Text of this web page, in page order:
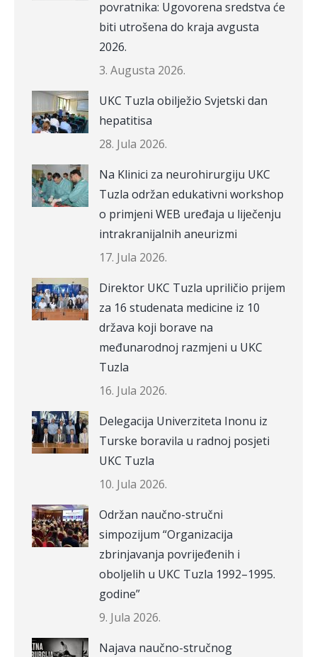
povratnika: Ugovorena sredstva će
biti utrošena do kraja avgusta
2026.
3. Augusta 2026.
UKC Tuzla obilježio Svjetski dan
hepatitisa
28. Jula 2026.
Na Klinici za neurohirurgiju UKC
Tuzla održan edukativni workshop
o primjeni WEB uređaja u liječenju
intrakranijalnih aneurizmi
17. Jula 2026.
Direktor UKC Tuzla upriličio prijem
za 16 studenata medicine iz 10
država koji borave na
međunarodnoj razmjeni u UKC
Tuzla
16. Jula 2026.
Delegacija Univerziteta Inonu iz
Turske boravila u radnoj posjeti
UKC Tuzla
10. Jula 2026.
Održan naučno-stručni
simpozijum “Organizacija
zbrinjavanja povrijeđenih i
oboljelih u UKC Tuzla 1992–1995.
godine”
9. Jula 2026.
Najava naučno-stručnog